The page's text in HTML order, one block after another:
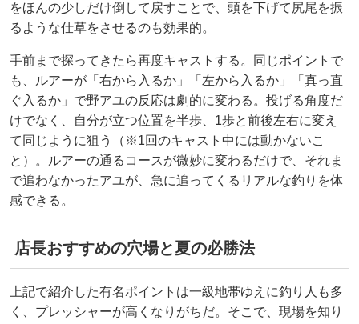
をほんの少しだけ倒して戻すことで、頭を下げて尻尾を振
るような仕草をさせるのも効果的。
手前まで探ってきたら再度キャストする。同じポイントで
も、ルアーが「右から入るか」「左から入るか」「真っ直
ぐ入るか」で野アユの反応は劇的に変わる。投げる角度だ
けでなく、自分が立つ位置を半歩、1歩と前後左右に変え
て同じように狙う（※1回のキャスト中には動かないこ
と）。ルアーの通るコースが微妙に変わるだけで、それま
で追わなかったアユが、急に追ってくるリアルな釣りを体
感できる。
店長おすすめの穴場と夏の必勝法
上記で紹介した有名ポイントは一級地帯ゆえに釣り人も多
く、プレッシャーが高くなりがちだ。そこで、現場を知り